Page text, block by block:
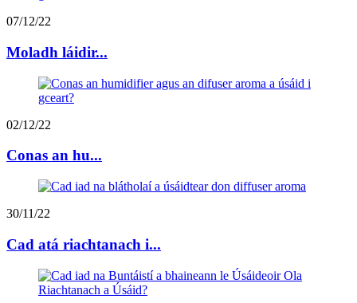
07/12/22
Moladh láidir...
02/12/22
Conas an hu...
30/11/22
Cad atá riachtanach i...